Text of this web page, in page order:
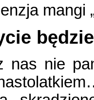
mangi
nas nie